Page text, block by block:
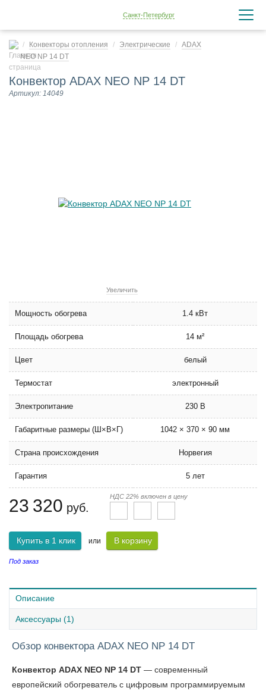
Санкт-Петербург
Конвекторы отопления Электрические
ADAX
NEO NP 14 DT
Конвектор ADAX NEO NP 14 DT
Артикул: 14049
Увеличить
Мощность обогрева 1.4 кВт
Площадь обогрева 14 м²
Цвет белый
Термостат электронный
Электропитание 230 В
Габаритные размеры (Ш×В×Г) 1042 × 370 × 90 мм
Страна происхождения Норвегия
Гарантия 5 лет
23 320 руб.
НДС 22% включен в цену
Купить в 1 клик или В корзину
Под заказ
Описание
Аксессуары (1)
Обзор конвектора ADAX NEO NP 14 DT
Конвектор ADAX NEO NP 14 DT — современный
европейский обогреватель с цифровым программируемым